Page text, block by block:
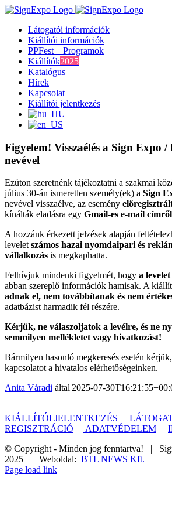
Kihagyás
Látogatói információk
Kiállítói információk
PPFest – Programok
Kiállítók2025
Katalógus
Hírek
Kapcsolat
Kiállítói jelentkezés
Figyelem! Visszaélés a Sign Expo
nevével
Ezúton szeretnénk tájékoztatni a szakmai
július 30-án ismeretlen személy(ek) a Sign
nevével visszaélve, az esemény
kínálták eladásra egy Gmail-es e-mail címről
A hozzánk érkezett jelzések alapján
leveletszámos hazai nyomdaipari és
vállalkozás is megkaphatta.
Felhívjuk mindenki figyelmét, hogy a
abban szereplő információk hamisak. A
adnak el, nem továbbítanak és nem
adatbázist harmadik fél részére.
Kérjük, ne válaszoljatok a levélre, és ne
semmilyen mellékletet vagy hivatkozást!
Bármilyen hasonló megkeresés esetén
kapcsolatot a hivatalos elérhetőségeinken.
Anita Váradi által|2025-07-
KIÁLLÍTÓI JELENTKEZÉS
REGISZTRÁCIÓ
ADATVÉDELEM
© Copyright - Minden jog fenntartva! |
2025 | Weboldal: BTL NEWS Kft.
Page load link